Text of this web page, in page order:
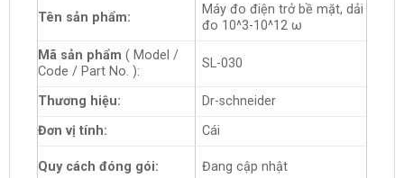
Tên sản phẩm:
Máy đo điện trở bề mặt, dải
đo 10^3-10^12 ω
Mã sản phẩm ( Model /
Code / Part No. ):
SL-030
Thương hiệu:
Dr-schneider
Đơn vị tính:
Cái
Quy cách đóng gói: Đang cập nhật